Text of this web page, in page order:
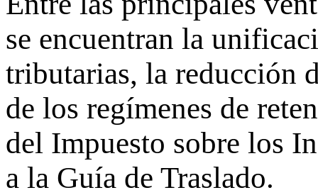
se encuentran la
tributarias, la reducción
de los regímenes de
del Impuesto sobre los
a la Guía de Traslado.